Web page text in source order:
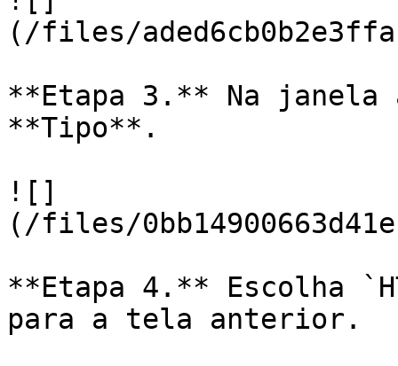
(/files/
**Etapa 3.** Na janela
**Tipo**.
![]
(/files/
**Etapa 4.** Escolha
para a tela anterior.